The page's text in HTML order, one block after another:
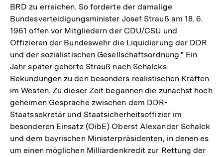
BRD zu erreichen. So forderte der damalige
Bundesverteidigungsminister Josef Strauß am 18. 6.
1961 offen vor Mitgliedern der CDU/CSU und
Offizieren der Bundeswehr die Liquidierung der DDR
und der sozialistischen Gesellschaftsordnung." Ein
Jahr später gehörte Strauß nach Schalcks
Bekundungen zu den besonders realistischen Kräften
im Westen. Zu dieser Zeit begannen die zunächst hoch
geheimen Gespräche zwischen dem DDR-
Staatssekretär und Staatsicherheitsoffizier im
besonderen Einsatz (OibE) Oberst Alexander Schalck
und dem bayrischen Ministerpräsidenten, in denen es
um einen möglichen Milliardenkredit zur Rettung der